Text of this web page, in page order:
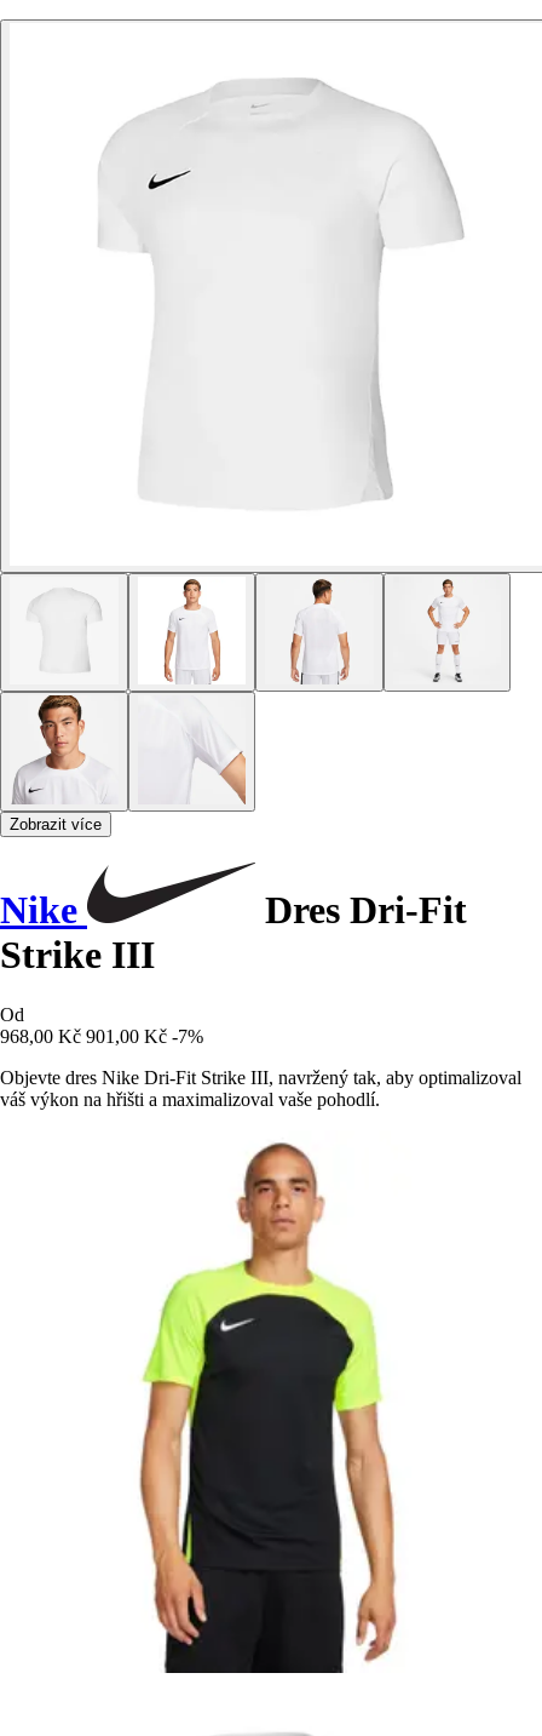
Zobrazit více
Nike
Dres Dri-Fit
Strike III
Od
968,00 Kč 901,00 Kč -7%
Objevte dres Nike Dri-Fit Strike III, navržený tak, aby optimalizoval
váš výkon na hřišti a maximalizoval vaše pohodlí.